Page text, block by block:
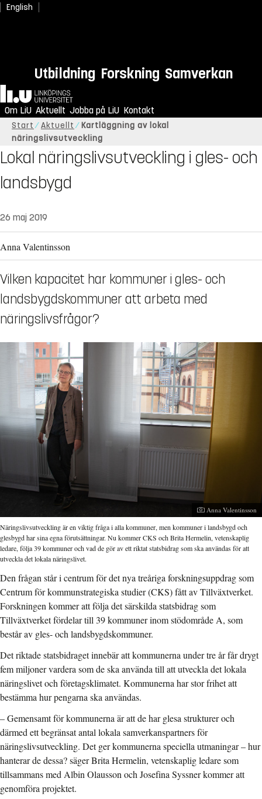
English
Utbildning Forskning Samverkan
Hem
Om LiU Aktuellt Jobba på LiU Kontakt
Start Aktuellt
Kartläggning av lokal
näringslivsutveckling
Lokal näringslivsutveckling i gles- och
landsbygd
26 maj 2019
Anna Valentinsson
Vilken kapacitet har kommuner i gles- och
landsbygdskommuner att arbeta med
näringslivsfrågor?
Fotograf:
Anna Valentinsson
Näringslivsutveckling är en viktig fråga i alla kommuner, men kommuner i landsbygd och
glesbygd har sina egna förutsättningar. Nu kommer CKS och Brita Hermelin, vetenskaplig
ledare, följa 39 kommuner och vad de gör av ett riktat statsbidrag som ska användas för att
utveckla det lokala näringslivet.
Den frågan står i centrum för det nya treåriga forskningsuppdrag som
Centrum för kommunstrategiska studier (CKS) fått av Tillväxtverket.
Forskningen kommer att följa det särskilda statsbidrag som
Tillväxtverket fördelar till 39 kommuner inom stödområde A, som
består av gles- och landsbygdskommuner.
Det riktade statsbidraget innebär att kommunerna under tre år får drygt
fem miljoner vardera som de ska använda till att utveckla det lokala
näringslivet och företagsklimatet. Kommunerna har stor frihet att
bestämma hur pengarna ska användas.
– Gemensamt för kommunerna är att de har glesa strukturer och
därmed ett begränsat antal lokala samverkanspartners för
näringslivsutveckling. Det ger kommunerna speciella utmaningar – hur
hanterar de dessa? säger Brita Hermelin, vetenskaplig ledare som
tillsammans med Albin Olausson och Josefina Syssner kommer att
genomföra projektet.